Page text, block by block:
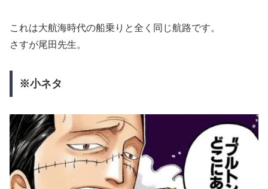
これは大航海時代の船乗りと全く同じ航路です。
さすが尾田先生。
※小ネタ